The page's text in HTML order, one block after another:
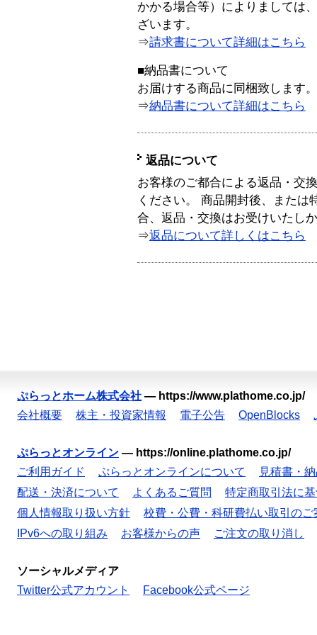
かかる場合等）によりましては
ざいます。
⇒請求書について詳細はこちら
■納品書について
お届けする商品に同梱致します。
⇒納品書について詳細はこちら
返品について
お客様のご都合による返品・交
ください。 商品開封後、または
合、返品・交換はお受けいたし
⇒返品について詳しくはこちら
ぷらっとホーム株式会社 — https://www.plathome.co.jp/
会社概要
株主・投資家情報 電子公告 OpenBlocks
ぷらっとオンライン — https://online.plathome.co.jp/
ご利用ガイド
ぷらっとオンラインについて
見積書・
配送・決済について
よくあるご質問
特定商取引法に
個人情報取り扱い方針
校費・公費・科研費払い取引のご
IPv6への取り組み
お客様からの声 ご注文の取り消し
ソーシャルメディア
Twitter公式アカウント
Facebook公式ページ